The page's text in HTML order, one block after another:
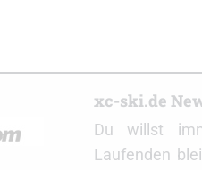
xc-ski.de
Du willst
Laufenden